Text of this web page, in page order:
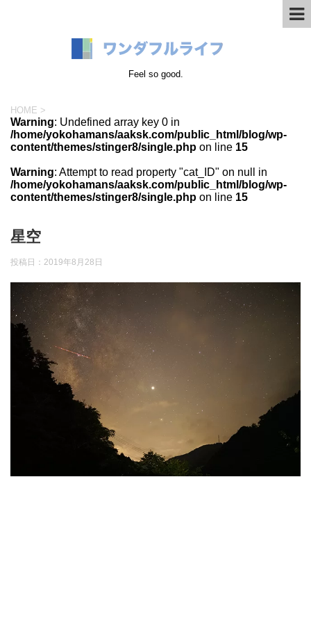
Feel so good.
HOME >
Warning: Undefined array key 0 in
/home/yokohamans/aaksk.com/public_html/blog/wp-
content/themes/stinger8/single.php on line 15
Warning: Attempt to read property "cat_ID" on null in
/home/yokohamans/aaksk.com/public_html/blog/wp-
content/themes/stinger8/single.php on line 15
星空
投稿日： 2019年8月28日